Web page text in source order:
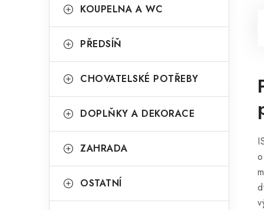
KOUPELNA A WC
PŘEDSÍŇ
CHOVATELSKÉ POTŘEBY
DOPLŇKY A DEKORACE
ZAHRADA
OSTATNÍ